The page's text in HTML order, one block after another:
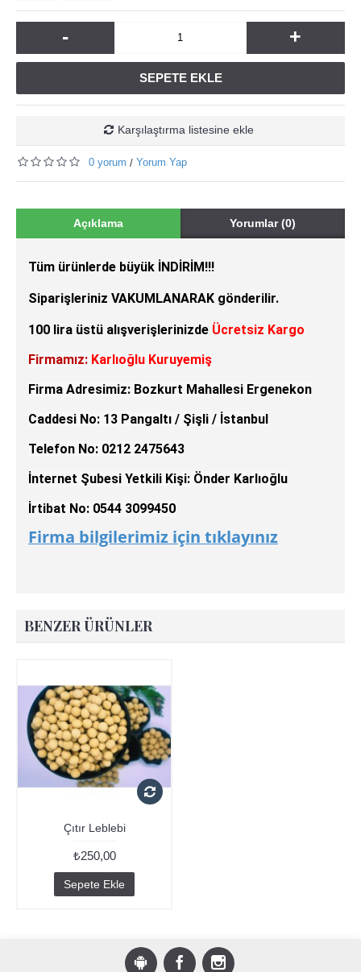
- +
SEPETE EKLE
Karşılaştırma listesine ekle
0 yorum / Yorum Yap
Açıklama Yorumlar (0)
Tüm ürünlerde büyük İNDİRİM!!!
Siparişleriniz VAKUMLANARAK gönderilir.
100 lira üstü alışverişlerinizde Ücretsiz Kargo
Firmamız: Karlıoğlu Kuruyemiş
Firma Adresimiz: Bozkurt Mahallesi Ergenekon
Caddesi No: 13 Pangaltı / Şişli / İstanbul
Telefon No: 0212 2475643
İnternet Şubesi Yetkili Kişi: Önder Karlıoğlu
İrtibat No: 0544 3099450
Firma bilgilerimiz için tıklayınız
BENZER ÜRÜNLER
Çıtır Leblebi
₺250,00
Sepete Ekle